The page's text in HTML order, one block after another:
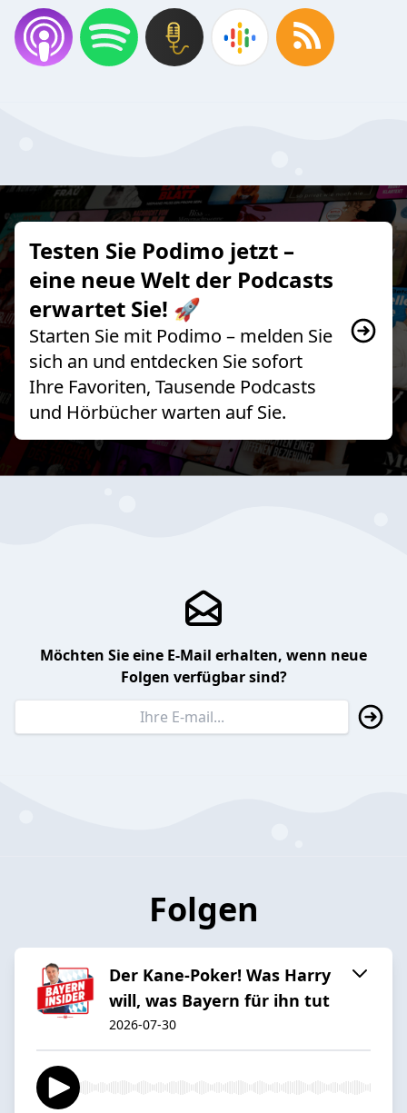
Testen Sie Podimo jetzt –
eine neue Welt der Podcasts
erwartet Sie! 🚀
Starten Sie mit Podimo – melden Sie
sich an und entdecken Sie sofort
Ihre Favoriten, Tausende Podcasts
und Hörbücher warten auf Sie.
Möchten Sie eine E-Mail erhalten, wenn neue
Folgen verfügbar sind?
Folgen
Der Kane-Poker! Was Harry
will, was Bayern für ihn tut
2026-07-30